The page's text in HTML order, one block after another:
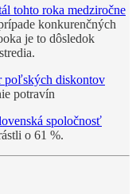
tohto roka medziročne
konkurenčných
je to dôsledok
poľských diskontov
potravín
spoločnosť
o 61 %.